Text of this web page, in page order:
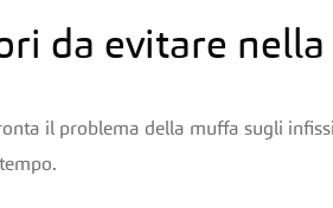
da evitare
il problema della muffa sugli